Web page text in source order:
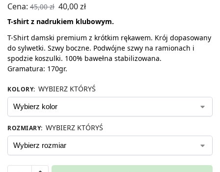
Cena: 45,00zł 40,00zł
T-shirt z nadrukiem klubowym.
T-Shirt damski premium z krótkim rękawem. Krój dopasowany
do sylwetki. Szwy boczne. Podwójne szwy na ramionach i
spodzie koszulki. 100% bawełna stabilizowana.
Gramatura: 170gr.
KOLORY: WYBIERZ KTÓRYŚ
ROZMIARY: WYBIERZ KTÓRYŚ